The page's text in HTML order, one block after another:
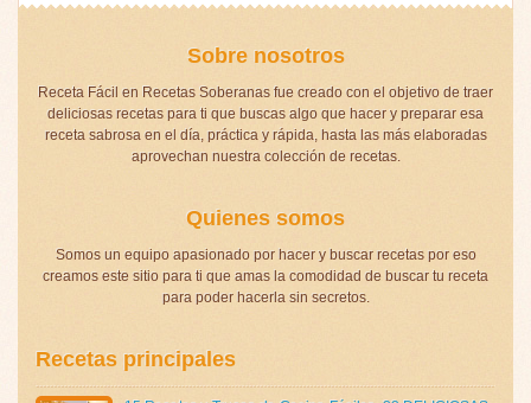
Sobre nosotros
Receta Fácil en Recetas Soberanas fue creado con el objetivo de traer
deliciosas recetas para ti que buscas algo que hacer y preparar esa
receta sabrosa en el día, práctica y rápida, hasta las más elaboradas
aprovechan nuestra colección de recetas.
Quienes somos
Somos un equipo apasionado por hacer y buscar recetas por eso
creamos este sitio para ti que amas la comodidad de buscar tu receta
para poder hacerla sin secretos.
Recetas principales